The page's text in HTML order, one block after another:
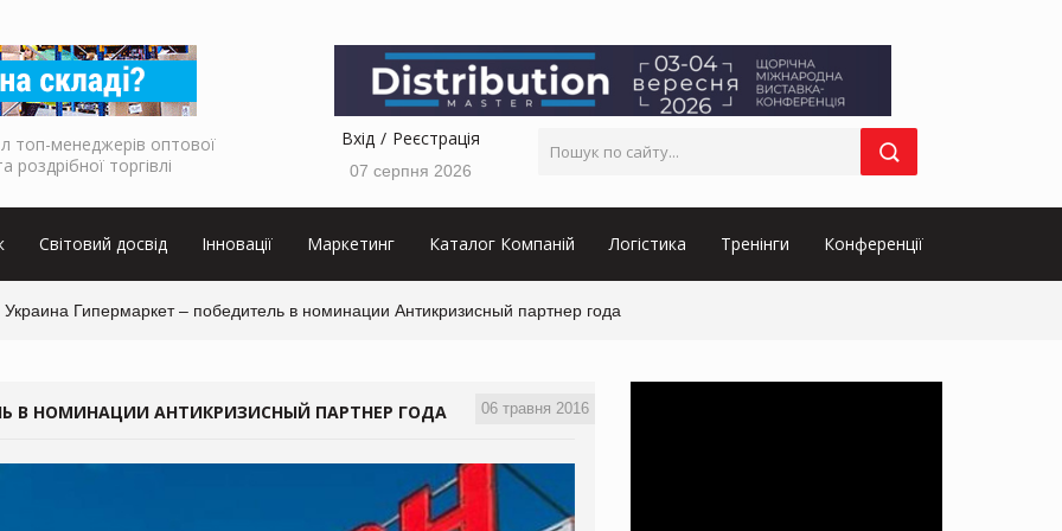
топ-менеджерів оптової
роздрібної торгівлі
Вхід Реєстрація
07 серпня 2026
Світовий досвід Інновації Маркетинг Каталог Компаній Логістика Тренінги Конференції
Гипермаркет – победитель в номинации Антикризисный партнер года
06 травня 2016
В НОМИНАЦИИ АНТИКРИЗИСНЫЙ ПАРТНЕР ГОДА